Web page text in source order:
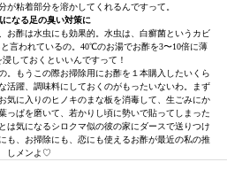
が粘着部分を溶かしてくれるんですって。
になる足の臭い対策に
お酢は水虫にも効果的。水虫は、白癬菌というカビ
言われているの。40℃のお湯でお酢を3〜10倍に薄
しておくといいんですって！
。もうこの際お掃除用にお酢を１本購入したいくら
活躍、調味料にしておくのがもったいないわ。まず
気に入りのヒノキのまな板を消毒して、生ごみにか
っぱを磨いて、若かりし頃に勢いで貼ってしまった
は気になるシロクマ似の彼の家にダースで送りつけ
も、お掃除にも、恋にも使えるお酢が最近の私の推
しメンよ♡